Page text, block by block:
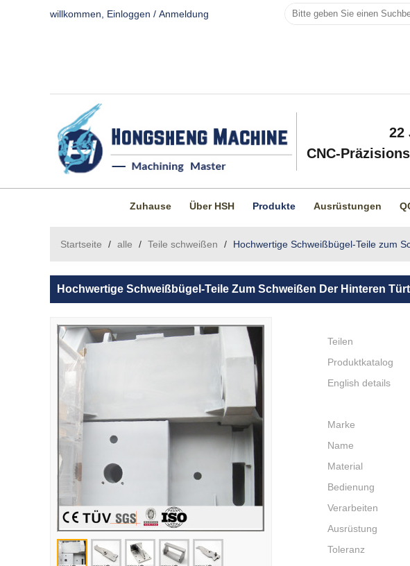
willkommen, Einloggen / Anmeldung
22
CNC-
Zuhause Über HSH Produkte Ausrüstungen
Startseite / alle / Teile schweißen / Hochwertige Schweißbügel-Teile zum
Hochwertige Schweißbügel-Teile Zum Schweißen Der Hinteren
Teilen
Produktkatalog
English details
Marke
Name
Material
Bedienung
Verarbeiten
Ausrüstung
Toleranz